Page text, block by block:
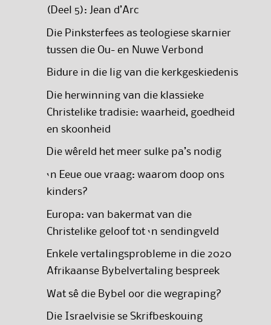
(Deel 5): Jean d’Arc
Die Pinksterfees as teologiese skarnier
tussen die Ou- en Nuwe Verbond
Bidure in die lig van die kerkgeskiedenis
Die herwinning van die klassieke
Christelike tradisie: waarheid, goedheid
en skoonheid
Die wêreld het meer sulke pa’s nodig
‘n Eeue oue vraag: waarom doop ons
kinders?
Europa: van bakermat van die
Christelike geloof tot ‘n sendingveld
Enkele vertalingsprobleme in die 2020
Afrikaanse Bybelvertaling bespreek
Wat sê die Bybel oor die wegraping?
Die Israelvisie se Skrifbeskouing